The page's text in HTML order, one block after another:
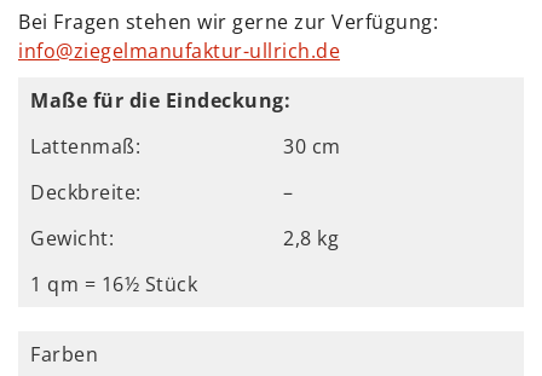
Bei Fragen stehen wir gerne zur Verfügung:
info@ziegelmanufaktur-ullrich.de
Maße für die Eindeckung:
Lattenmaß:
30 cm
Deckbreite:
–
Gewicht:
2,8 kg
1 qm = 16½ Stück
Farben